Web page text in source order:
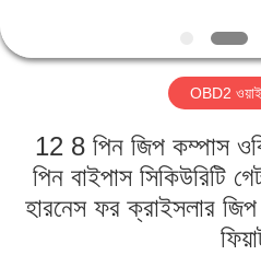
কারখানা
মান
নিয়ন্ত্রণ
OBD2
12 8 পিন জিপ কম্পাস
পিন বাইপাস সিকিউরিটি
হারনেস ফর ক্রাইসলার